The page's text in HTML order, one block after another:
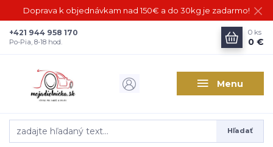
Doprava k objednávkam nad 150€ a do 30kg je zadarmo!
Menu
Hľadať
+421 944 958 170
Po-Pia, 8-18 hod.
0 ks
0 €